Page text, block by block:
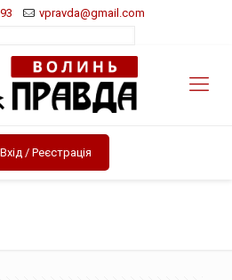
vpravda@gmail.com
Вхід / Реєстрація